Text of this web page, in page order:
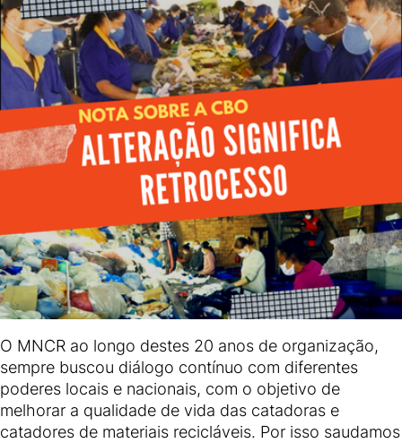
O MNCR ao longo destes 20 anos de organização,
sempre buscou diálogo contínuo com diferentes
poderes locais e nacionais, com o objetivo de
melhorar a qualidade de vida das catadoras e
catadores de materiais recicláveis. Por isso saudamos